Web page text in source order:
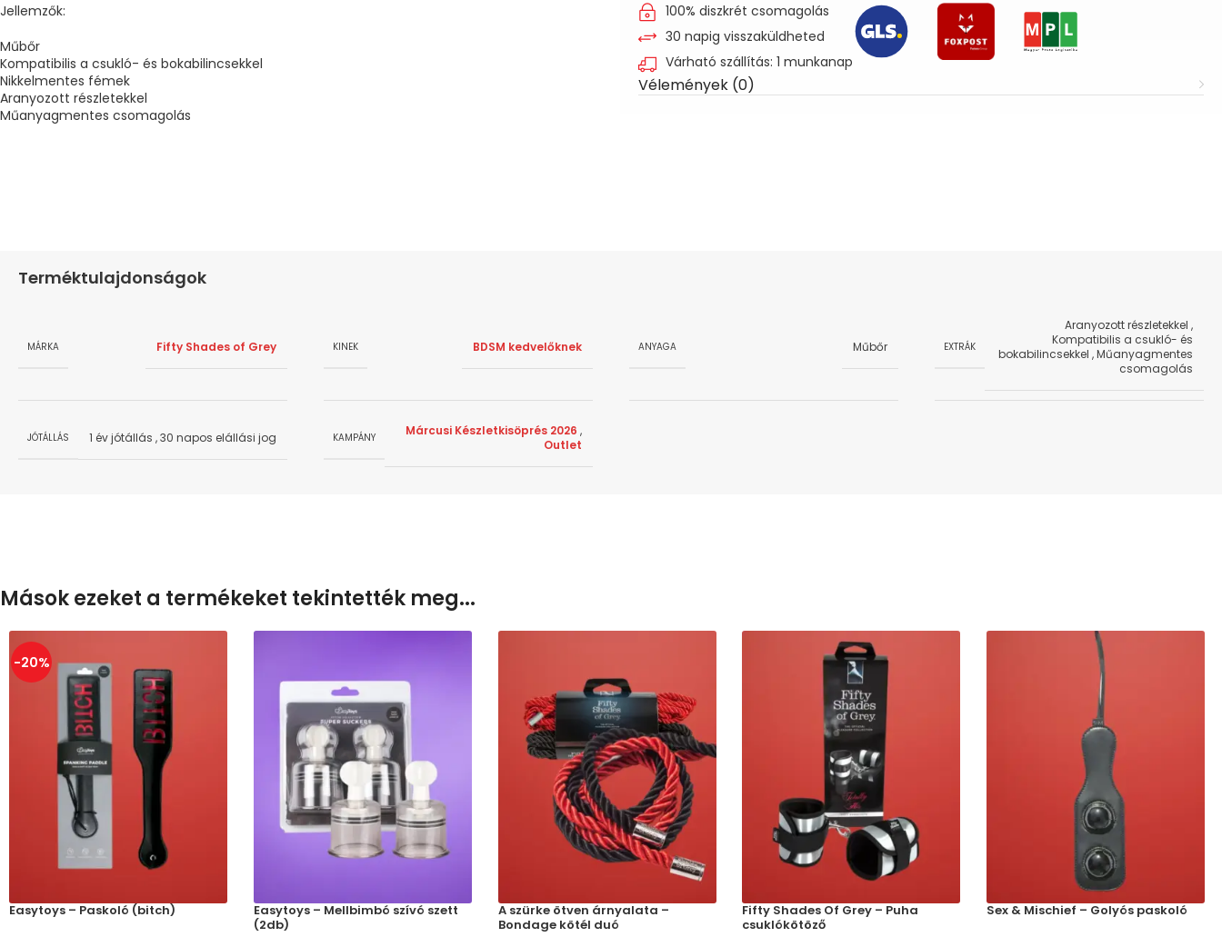
Jellemzők:
Műbőr
Kompatibilis a csukló- és bokabilincsekkel
Nikkelmentes fémek
Aranyozott részletekkel
Műanyagmentes csomagolás
100% diszkrét csomagolás
30 napig visszaküldheted
Várható szállítás: 1 munkanap
Vélemények (0)
Terméktulajdonságok
MÁRKA Fifty Shades of Grey KINEK BDSM kedvelőknek ANYAGA Műbőr EXTRÁK
Aranyozott részletekkel ,
Kompatibilis a csukló- és
bokabilincsekkel ,Műanyagmentes
csomagolás
JÓTÁLLÁS 1 év jótállás ,30 napos elállási jog KAMPÁNY Márcusi Készletkisöprés 2026 ,
Outlet
Mások ezeket a termékeket tekintették meg...
-20%
Easytoys – Paskoló (bitch)
Easytoys – Mellbimbó szívó szett
(2db)
A szürke ötven árnyalata –
Bondage kötél duó
Fifty Shades Of Grey – Puha
csuklókötöző
Sex & Mischief – Golyós paskoló